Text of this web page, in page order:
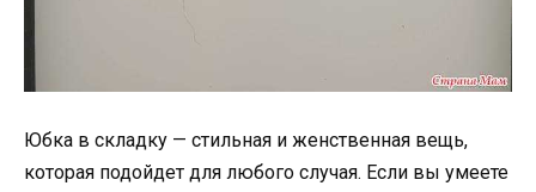
Юбка в складку — стильная и женственная вещь,
которая подойдет для любого случая. Если вы умеете